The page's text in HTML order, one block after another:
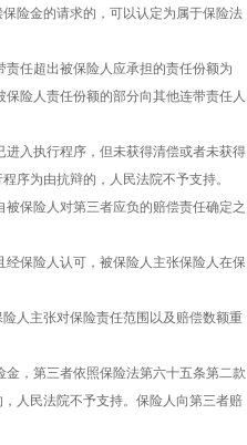
险金的请求的，可以认定为属于保险法
任超出被保险人应承担的责任份额为
险人责任份额的部分向其他连带责任人
入执行程序，但未获得清偿或者未获得
序为由抗辩的，人民法院不予支持。
保险人对第三者应负的赔偿责任确定之
保险人认可，被保险人主张保险人在保
人主张对保险责任范围以及赔偿数额重
，第三者依照保险法第六十五条第二款
人民法院不予支持。保险人向第三者赔